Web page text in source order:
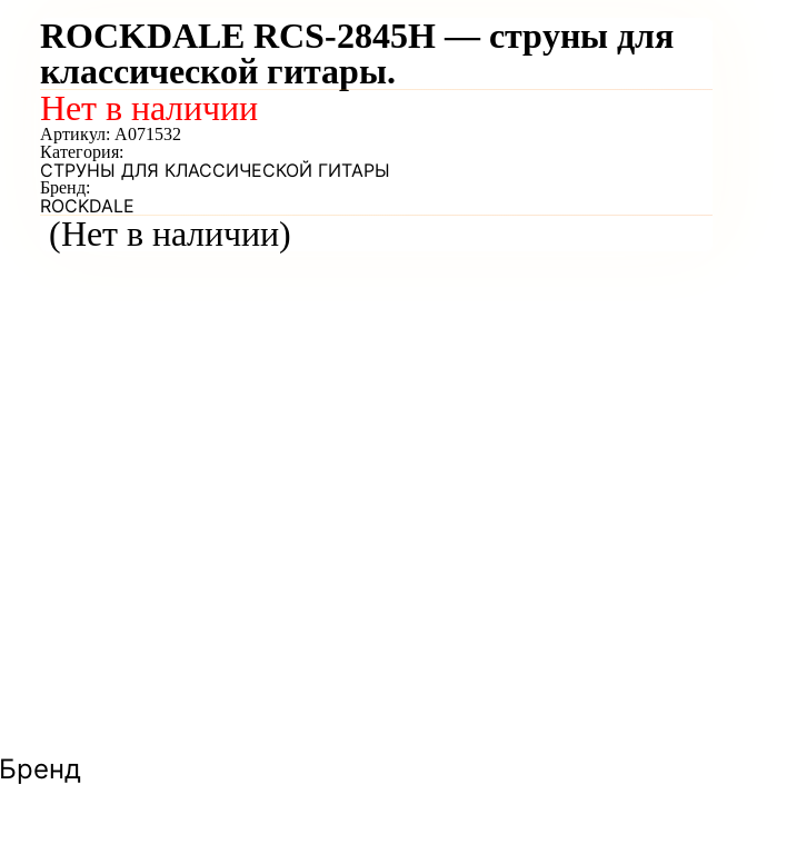
ROCKDALE RCS-2845H — струны для
классической гитары.
(Нет в наличии)
Нет в наличии
Артикул: A071532
Категория:
СТРУНЫ ДЛЯ КЛАССИЧЕСКОЙ ГИТАРЫ
Бренд:
ROCKDALE
Бренд